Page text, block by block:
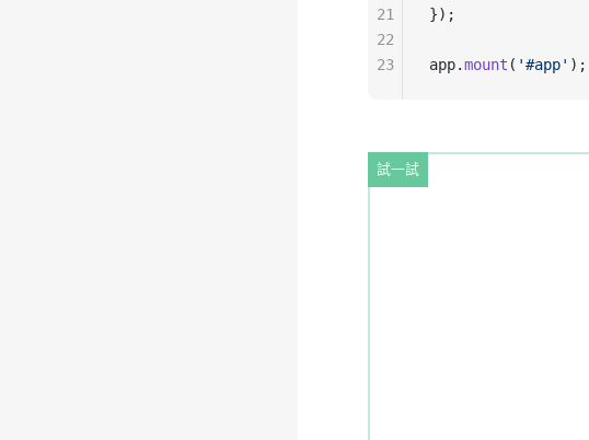
});
app.mount ( '#app' );
21
22
23
試一試